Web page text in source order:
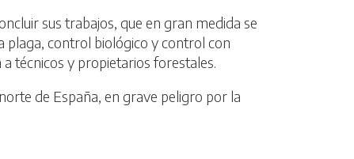
sus trabajos, que en gran medida se
plaga, control biológico y control con
técnicos y propietarios forestales.
de España, en grave peligro por la